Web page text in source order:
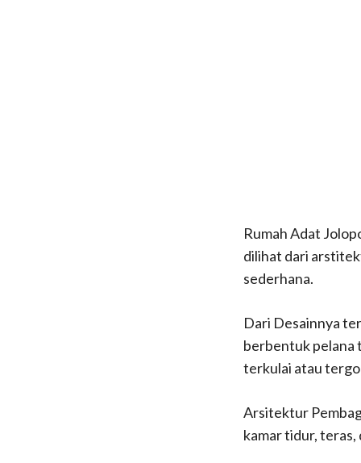
Rumah Adat
dilihat dari
sederhana.
Dari Desainnya
berbentuk pelana
terkulai atau
Arsitektur
kamar tidur, teras,